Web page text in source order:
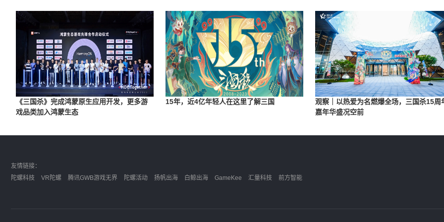
《三国杀》完成鸿蒙原生应用开发，更多游
戏品类加入鸿蒙生态
15年，近4亿年轻人在这里了解三国
观察｜以热爱为名燃爆全场，三国杀15周
嘉年华盛况空前
友情链接：
陀螺科技
VR陀螺 腾讯GWB游戏无界 陀螺活动 扬帆出海 白鲸出海 GameKee 汇量科技 前方智能